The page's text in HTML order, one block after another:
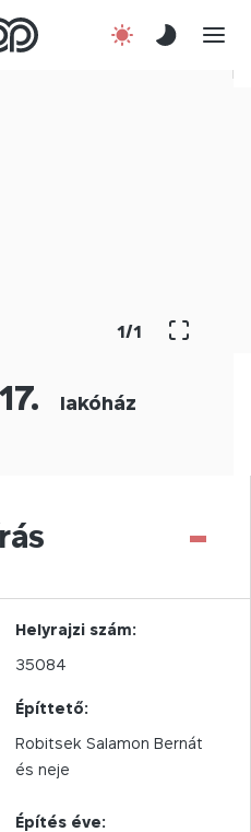
1/1
lakóház
-
Helyrajzi szám:
35084
Építtető:
Robitsek Salamon Bernát
és neje
Építés éve: